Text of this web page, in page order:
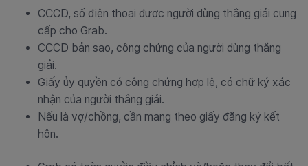
CCCD, số điện thoại được người dùng thắng giải cung
cấp cho Grab.
CCCD bản sao, công chứng của người dùng thắng
giải.
Giấy ủy quyền có công chứng hợp lệ, có chữ ký xác
nhận của người thắng giải.
Nếu là vợ/chồng, cần mang theo giấy đăng ký kết
hôn.